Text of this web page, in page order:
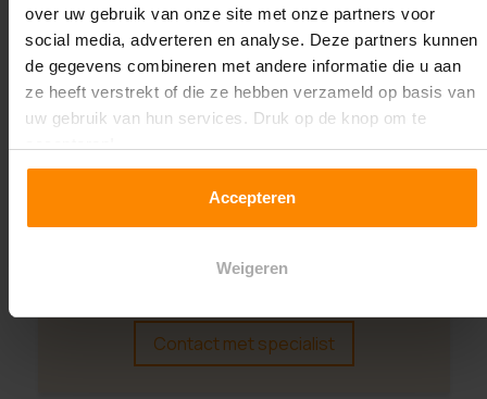
over uw gebruik van onze site met onze partners voor
social media, adverteren en analyse. Deze partners kunnen
de gegevens combineren met andere informatie die u aan
ze heeft verstrekt of die ze hebben verzameld op basis van
uw gebruik van hun services. Druk op de knop om te
Accepteren
Weigeren
Wij kunnen je helpen!
experts werken het graag uit! Maatwerk is onze
Contact met specialist